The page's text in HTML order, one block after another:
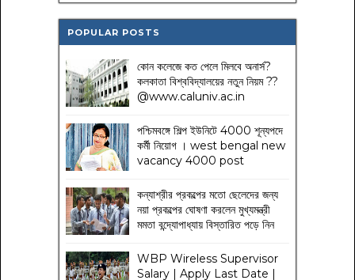
POPULAR POSTS
কোন কলেজে কত পেলে মিলবে অনার্স?
কলকাতা বিশ্ববিদ্যালয়ের নতুন নিয়ম??
@www.caluniv.ac.in
পশ্চিমবঙ্গে শিল্প ইউনিটে 4000 শূন্যপদে
কর্মী নিয়োগ । west bengal new
vacancy 4000 post
কন্যাশ্রীর প্রকল্পের মতো ছেলেদের জন্য
নয়া প্রকল্পের ঘোষণা করলেন মুখ্যমন্ত্রী
মমতা বন্দ্যোপাধ্যায় বিস্তারিত পড়ে নিন
WBP Wireless Supervisor
Salary | Apply Last Date |